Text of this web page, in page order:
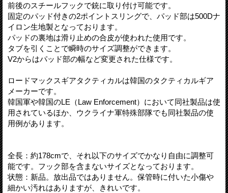
前後のスチールフックで銃に取り付け可能です。
固定のパッド付きの2ポイントスリングで、パッド部は500Dナ
イロン生地製となっております。
パッドの裏地は滑り止めの合皮が使われた使用です。
タブを引くことで瞬時のサイズ調整ができます。
V2からはパッド部の幅など変更された仕様です。
ロードマックスギアタクティカルは韓国のタクティカルギア
メーカーです。
韓国軍や韓国のLE（Law Enforcement）において同社製品は使
用されているほか、ウクライナ軍特殊部隊でも同社製品の使
用例があります。
全長：約178cmで、それ以下のサイズでかなり自由に調整可
能です。フック部を含まないサイズとなっております。
状態：新品。放出品ではありません。保管時に付いた小傷や
細かい汚れはありますが、きれいです。